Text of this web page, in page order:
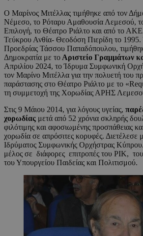
Ο Μαρίνος Μιτέλλας τιμήθηκε από τον
Νέμεσο, το Ρόταρυ Αμαθουσία Λεμεσού,
Επιλογή, το Θέατρο Ριάλτο και από το
Τεύκρου Ανθία- Θεοδόση Πιερίδη το 1995.
Προεδρίας Τάσσου Παπαδόπουλου,
Δημοκρατία με το Αριστείο Γραμμάτων
Απριλίου 2024, το Ίδρυμα Συμφωνική
τον Μαρίνο Μιτέλλα για την πολυετή του
παράστασης στο Θέατρο Ριάλτο με το
τη συμμετοχή της Χορωδίας ΑΡΗΣ
Στις 9 Μάιου 2014, για λόγους υγείας,
χορωδίας μετά από 52 χρόνια σκληρής
φιλότιμης και αφοσιωμένης προσπάθειας
χορωδία σε απρόσιτες κορυφές. Διετέλεσε
Ιδρύματος Συμφωνικής Ορχήστρας
μέλος σε διάφορες επιτροπές του ΡΙΚ,
του Υπουργείου Παιδείας και Πολιτισμού.